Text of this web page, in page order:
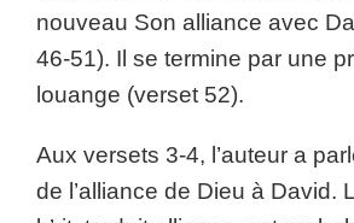
nouveau Son alliance avec
46-51). Il se termine par une
louange (verset 52).
Aux versets 3-4, l’auteur a
de l’alliance de Dieu à David.